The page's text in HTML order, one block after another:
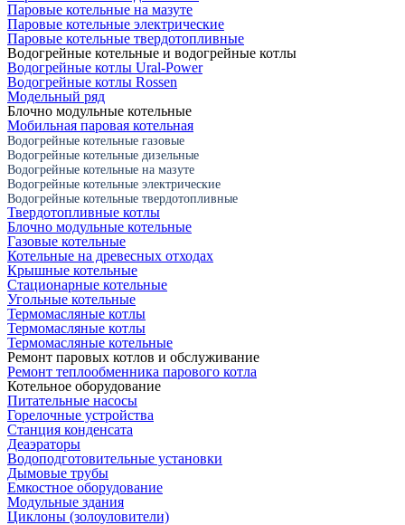
Паровые котельные на мазуте
Паровые котельные электрические
Паровые котельные твердотопливные
Водогрейные котельные и водогрейные котлы
Водогрейные котлы Ural-Power
Водогрейные котлы Rossen
Модельный ряд
Блочно модульные котельные
Мобильная паровая котельная
Водогрейные котельные газовые
Водогрейные котельные дизельные
Водогрейные котельные на мазуте
Водогрейные котельные электрические
Водогрейные котельные твердотопливные
Твердотопливные котлы
Блочно модульные котельные
Газовые котельные
Котельные на древесных отходах
Крышные котельные
Стационарные котельные
Угольные котельные
Термомасляные котлы
Термомасляные котлы
Термомасляные котельные
Ремонт паровых котлов и обслуживание
Ремонт теплообменника парового котла
Котельное оборудование
Питательные насосы
Горелочные устройства
Станция конденсата
Деаэраторы
Водоподготовительные установки
Дымовые трубы
Емкостное оборудование
Mодульные здания
Циклоны (золоуловители)